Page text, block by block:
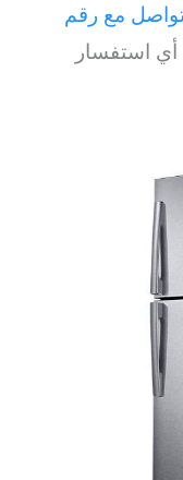
مع رقم
أي استفسار